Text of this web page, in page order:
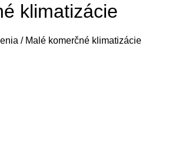
klimatizácie
/Malé komerčné klimatizácie